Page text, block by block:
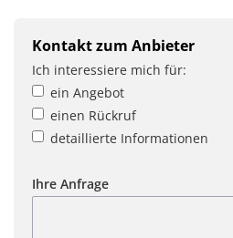
Kontakt zum Anbieter
Ich interessiere mich für:
ein Angebot
einen Rückruf
detaillierte Informationen
Ihre Anfrage